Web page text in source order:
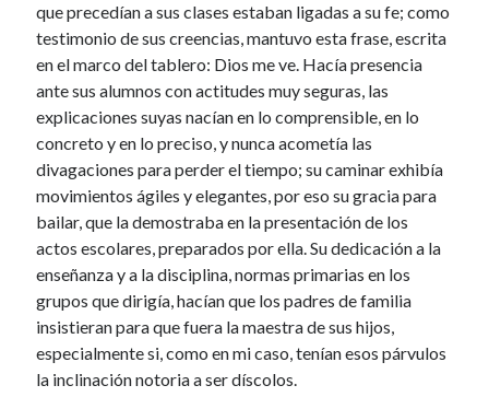
OTRA VEZ EL PARQUE
26 febrero, 2023
TRANCES ELEMENTALES
22 enero, 2023
LA UTOPÍA DE LOS PENSARES
5 enero, 2023
UN ÓBITO SÚBITO
31 octubre, 2022
A TRABAJAR, M‘HIJA
3 octubre, 2022
OTRAS NOSTALGIAS
10 septiembre, 2022
FAENA A UN GRAN PEZ
2 septiembre, 2022
UNA NOCHE MALA
8 agosto, 2022
¡QUÉ TRASTEO!
que precedían a sus clases estaban ligadas a su fe; como
testimonio de sus creencias, mantuvo esta frase, escrita
en el marco del tablero: Dios me ve. Hacía presencia
ante sus alumnos con actitudes muy seguras, las
explicaciones suyas nacían en lo comprensible, en lo
concreto y en lo preciso, y nunca acometía las
divagaciones para perder el tiempo; su caminar exhibía
movimientos ágiles y elegantes, por eso su gracia para
bailar, que la demostraba en la presentación de los
actos escolares, preparados por ella. Su dedicación a la
enseñanza y a la disciplina, normas primarias en los
grupos que dirigía, hacían que los padres de familia
insistieran para que fuera la maestra de sus hijos,
especialmente si, como en mi caso, tenían esos párvulos
la inclinación notoria a ser díscolos.